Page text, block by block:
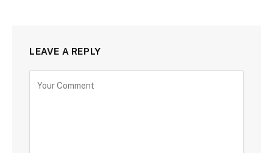
LEAVE A REPLY